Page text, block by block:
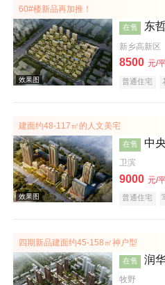
60#楼新品再加推！
效果图
在售 东
新乡高新区
8500 元/
普通住宅
建面约48-117㎡的人文美宅
在售 中
卫滨
9000 元/
普通住宅
四期新品建面约45-158㎡神户型
在售 润
牧野